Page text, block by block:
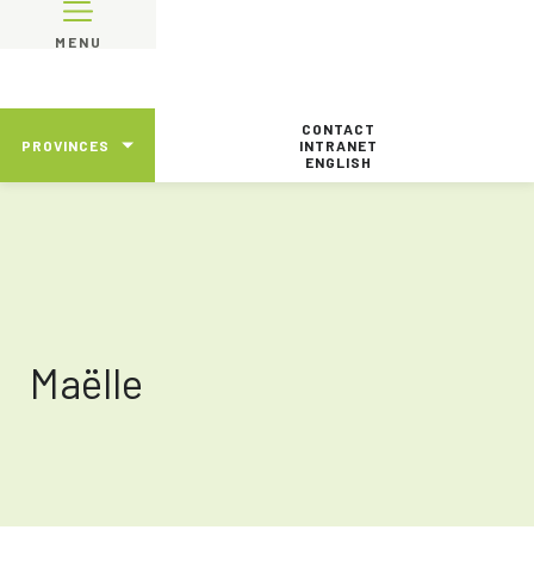
MENU
PROVINCES
CONTACT
INTRANET
ENGLISH
Maëlle